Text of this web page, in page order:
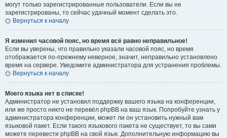
могут только зарегистрированные пользователи. Если вы не
зарегистрированы, то сейчас удачный момент сделать это.
Вернуться к началу
Я изменил часовой пояс, но время всё равно неправильное!
Если вы уверены, что правильно указали часовой пояс, но время
отображается по-прежнему неверное, значит, неправильно установлено
время на сервере. Уведомите администратора для устранения проблемы.
Вернуться к началу
Моего языка нет в списке!
Администратор не установил поддержку вашего языка на конференции,
или же просто никто не перевёл phpBB на ваш язык. Попробуйте узнать у
администратора конференции, может ли он установить нужный вам
языковой пакет. Если такого языкового пакета не существует, то вы сами
можете перевести phpBB на свой язык. Дополнительную информацию вы